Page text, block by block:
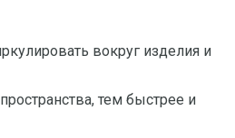
вокруг изделия и
тем быстрее и